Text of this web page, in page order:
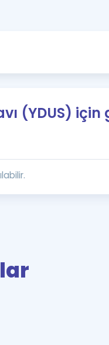
Tüm ÖSYM
Eğitim ve
(YDUS)